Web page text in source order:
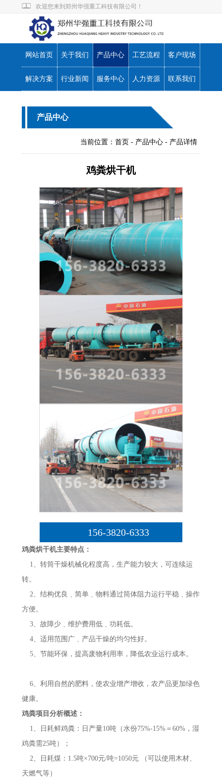
欢迎您来到郑州华强重工科技有限公司！
网站首页 关于我们 产品中心 工艺流程 客户现场
解决方案 行业新闻 服务中心 人力资源 联系我们
当前位置： 首页 - 产品中心 - 产品详情
产品中心
鸡粪烘干机
156-3820-6333
鸡粪烘干机主要特点：
1、转筒干燥机械化程度高，生产能力较大，可连续运
转。
2、结构优良﹑简单﹑物料通过筒体阻力运行平稳﹑操作
方便。
3、故障少﹑维护费用低﹑功耗低。
4、适用范围广﹑产品干燥的均匀性好。
5、节能环保，提高废物利用率，降低农业运行成本。
6、利用自然的肥料，使农业增产增收，农产品更加绿色
健康。
鸡粪项目分析概述：
1、日耗鲜鸡粪：日产量10吨（水份75%-15%＝60%，湿
鸡粪需25吨）；
2、日耗煤：1.5吨×700元/吨=1050元 （可以使用木材、
天燃气等）